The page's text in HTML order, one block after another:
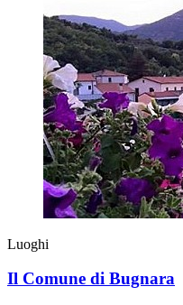
Luoghi
Il Comune di Bugnara